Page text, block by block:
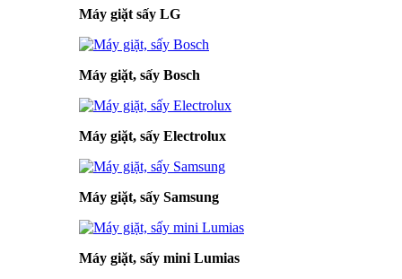
Máy giặt sấy LG
Máy giặt, sấy Bosch
Máy giặt, sấy Electrolux
Máy giặt, sấy Samsung
Máy giặt, sấy mini Lumias